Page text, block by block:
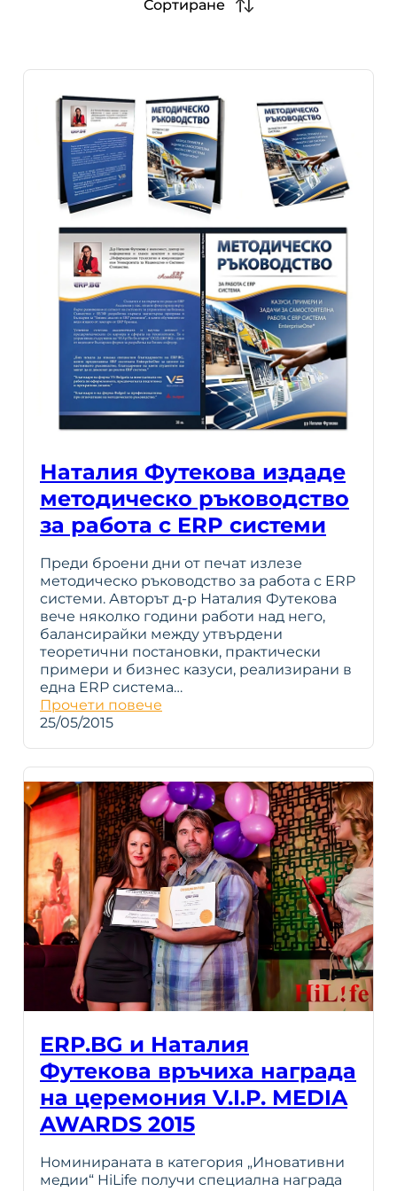
Сортиране
Наталия Футекова издаде
методическо ръководство
за работа с ERP системи
Преди броени дни от печат излезе
методическо ръководство за работа с ERP
системи. Авторът д-р Наталия Футекова
вече няколко години работи над него,
балансирайки между утвърдени
теоретични постановки, практически
примери и бизнес казуси, реализирани в
една ERP система…
Прочети повече
25/05/2015
ERP.BG и Наталия
Футекова връчиха награда
на церемония V.I.P. MEDIA
AWARDS 2015
Номинираната в категория „Иновативни
медии“ HiLife получи специална награда